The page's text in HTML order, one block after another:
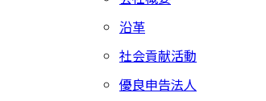
沿革
社会貢献活動
優良申告法人